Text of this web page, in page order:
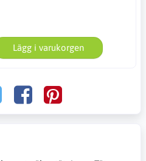
Lägg i varukorgen